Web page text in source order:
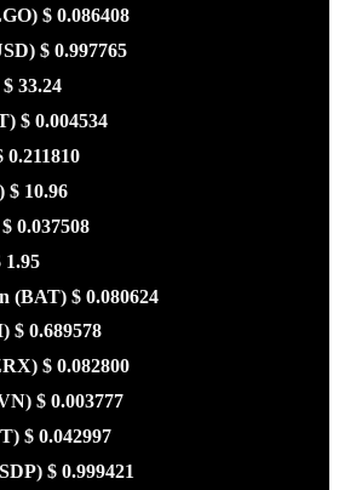
$ 0.086408
$ 0.997765
$ 33.24
$ 0.004534
0.211810
$ 10.96
$ 0.037508
1.95
(BAT) $ 0.080624
$ 0.689578
$ 0.082800
$ 0.003777
$ 0.042997
$ 0.999421